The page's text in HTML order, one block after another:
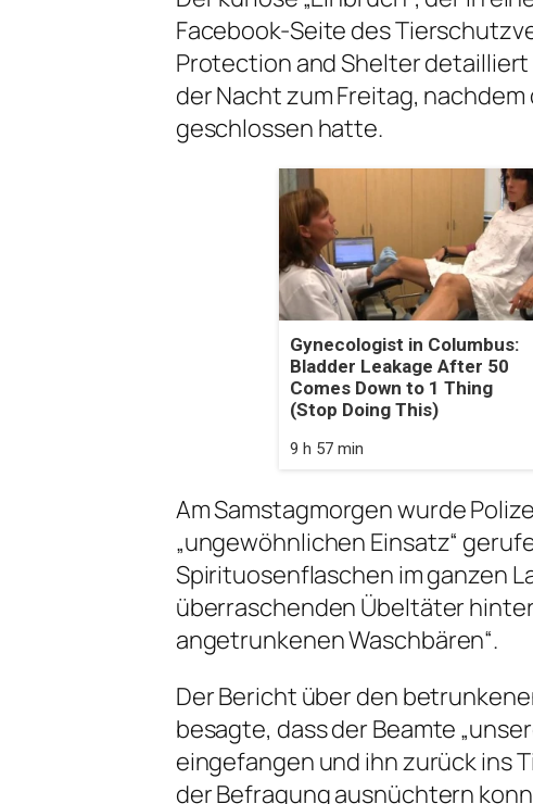
Facebook-Seite des
Protection and Shelter
der Nacht zum Freitag,
geschlossen hatte.
Gynecologist in Columbus:
Bladder Leakage After 50
Comes Down to 1 Thing
(Stop Doing This)
9 h 57 min
Am Samstagmorgen wurde
„ungewöhnlichen Einsatz“
Spirituosenflaschen im ganzen
überraschenden Übeltäter
angetrunkenen Waschbären“.
Der Bericht über den
besagte, dass der Beamte
eingefangen und ihn zurück ins
der Befragung ausnüchtern